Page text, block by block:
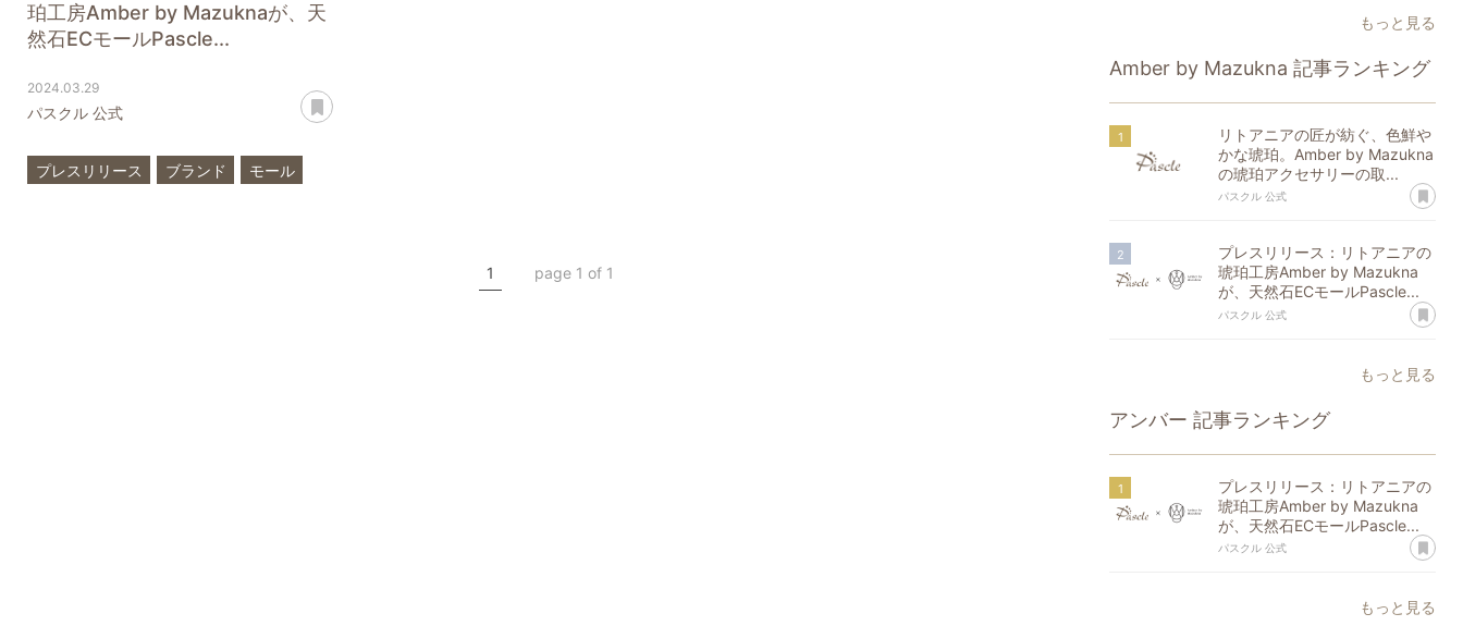
珀工房Amber by Mazuknaが、天
然石ECモールPascle...
2024.03.29
パスクル 公式
プレスリリース ブランド
モール
1 page 1 of 1
もっと見る
Amber by Mazukna 記事ランキング
リトアニアの匠が紡ぐ、色鮮や
かな琥珀。Amber by Mazukna
の琥珀アクセサリーの取...
パスクル 公式 あ
プレスリリース：リトアニアの
琥珀工房Amber by Mazukna
が、天然石ECモールPascle...
パスクル 公式 あ
もっと見る
アンバー 記事ランキング
プレスリリース：リトアニアの
琥珀工房Amber by Mazukna
が、天然石ECモールPascle...
パスクル 公式 あ
もっと見る